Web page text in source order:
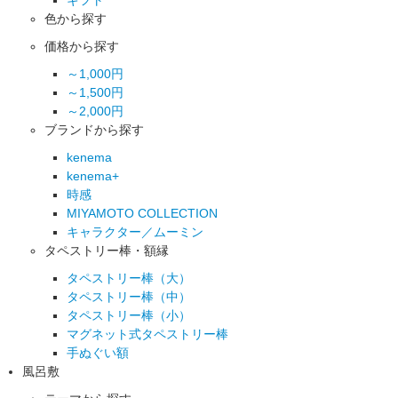
色から探す
価格から探す
～1,000円
～1,500円
～2,000円
ブランドから探す
kenema
kenema+
時感
MIYAMOTO COLLECTION
キャラクター／ムーミン
タペストリー棒・額縁
タペストリー棒（大）
タペストリー棒（中）
タペストリー棒（小）
マグネット式タペストリー棒
手ぬぐい額
風呂敷